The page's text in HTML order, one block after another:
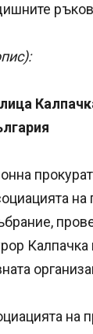
на
на